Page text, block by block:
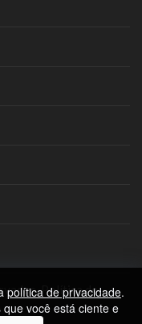
Política de
política de privacidade.
você está ciente e